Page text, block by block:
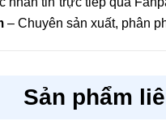
– Chuyên sản xuất, phân
Sản phẩm